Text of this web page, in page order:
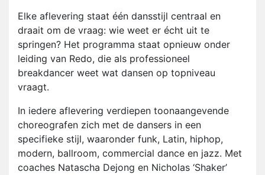
Elke aflevering staat één dansstijl centraal en
draait om de vraag: wie weet er écht uit te
springen? Het programma staat opnieuw onder
leiding van Redo, die als professioneel
breakdancer weet wat dansen op topniveau
vraagt.
In iedere aflevering verdiepen toonaangevende
choreografen zich met de dansers in een
specifieke stijl, waaronder funk, Latin, hiphop,
modern, ballroom, commercial dance en jazz. Met
coaches Natascha Dejong en Nicholas ‘Shaker’